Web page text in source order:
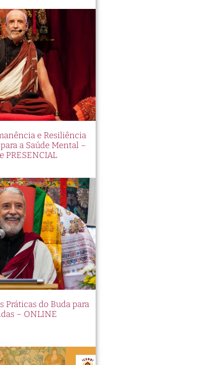
e Resiliência
a Saúde Mental –
PRESENCIAL
Práticas do Buda para
– ONLINE